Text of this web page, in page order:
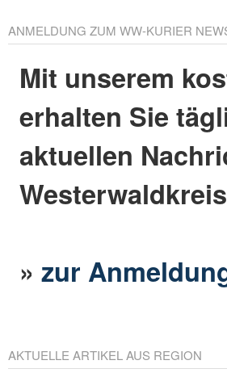
ANMELDUNG ZUM WW-KURIER
Mit unserem
erhalten Sie
aktuellen
»zur
AKTUELLE ARTIKEL AUS REGION